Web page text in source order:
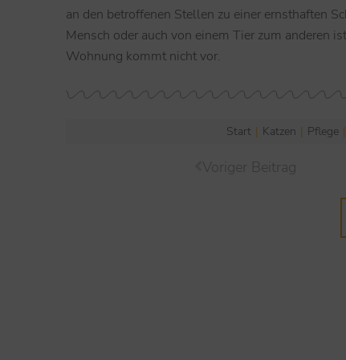
an den betroffenen Stellen zu einer ernsthaften
Mensch oder auch von einem Tier zum anderen
Wohnung kommt nicht vor.
Start Katzen Pflege
Voriger Beitrag